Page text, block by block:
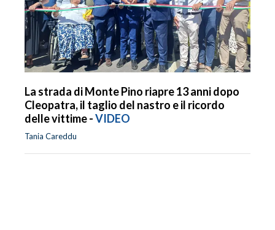
La strada di Monte Pino riapre 13 anni dopo
Cleopatra, il taglio del nastro e il ricordo
delle vittime -VIDEO
Tania Careddu